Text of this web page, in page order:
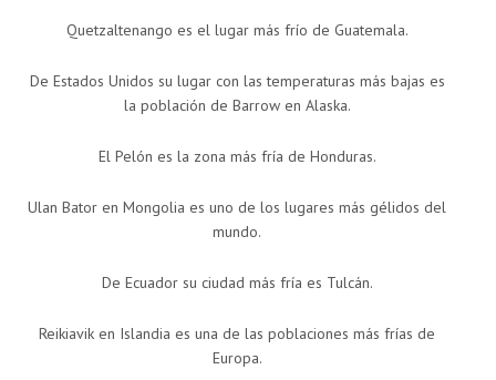
Quetzaltenango es el lugar más frío de Guatemala.
De Estados Unidos su lugar con las temperaturas más bajas es
la población de Barrow en Alaska.
El Pelón es la zona más fría de Honduras.
Ulan Bator en Mongolia es uno de los lugares más gélidos del
mundo.
De Ecuador su ciudad más fría es Tulcán.
Reikiavik en Islandia es una de las poblaciones más frías de
Europa.